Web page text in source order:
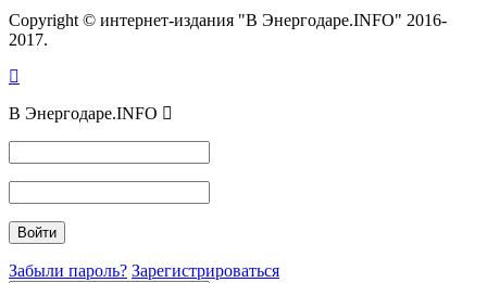
Copyright © интернет-издания "В Энергодаре.INFO" 2016-
2017.
В Энергодаре.INFO
Забыли пароль? Зарегистрироваться